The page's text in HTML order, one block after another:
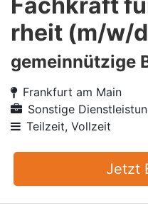
rheit (m/w/
gemeinnützige
Frankfurt am Main
Sonstige
Teilzeit, Vollzeit
Jetzt